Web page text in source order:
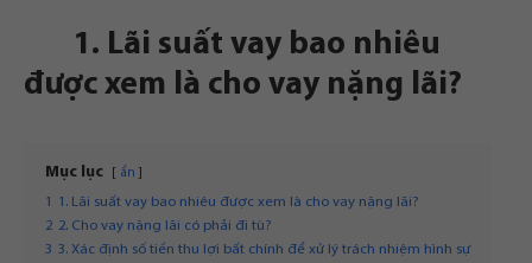
1. Lãi suất vay bao nhiêu
được xem là cho vay nặng lãi?
Mục lục ẩn
1
1. Lãi suất vay bao nhiêu được xem là cho vay nặng lãi?
2 2. Cho vay nặng lãi có phải đi tù?
3 3. Xác định số tiền thu lợi bất chính để xử lý trách nhiệm hình sự